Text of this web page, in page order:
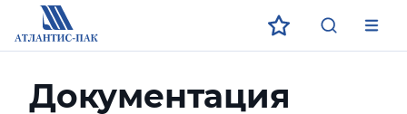
ЗАГРУЗИТЕ В
App Store
App Store
ECOДОСТУПНО В
Google Play
Google Play
Документация